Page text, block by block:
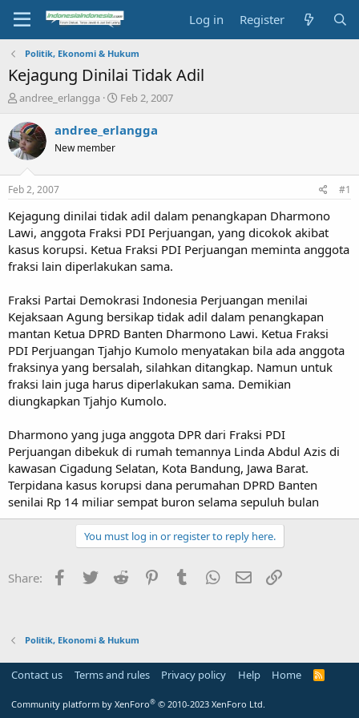
Log in Register
Politik, Ekonomi & Hukum
Kejagung Dinilai Tidak Adil
T
r
e
a
s
t
a
r
t
e
r
andree_erlangga
S
a
e
Feb 2, 2007
andree_erlangga
New member
Feb 2, 2007 #1
Kejagung dinilai tidak adil dalam penangkapan Dharmono
Lawi, anggota Fraksi PDI Perjuangan, yang dicokok akibat
kasus korupsi. Ketua Fraksi PDI Perjuangan meminta anggota
fraksi lain diperlakukan sama.
Fraksi Partai Demokrasi Indonesia Perjuangan menilai
Kejaksaan Agung bersikap tidak adil dalam penangkapan
mantan Ketua DPRD Banten Dharmono Lawi. Ketua Fraksi
PDI Perjuangan Tjahjo Kumolo menyatakan bila ada anggota
fraksinya yang bersalah, silahkan ditangkap. Namun untuk
fraksi lain juga harus diperlakukan sama. Demikian
diungkapkan Tjahjo Kumolo.
Dharmono yang juga anggota DPR dari Fraksi PDI
Perjuangan dibekuk di rumah temannya Linda Abdul Azis di
kawasan Cigadung Selatan, Kota Bandung, Jawa Barat.
Terpidana kasus korupsi dana perumahan DPRD Banten
senilai Rp 14 miliar sempat buron selama sepuluh bulan
You must log in or register to reply here.
Share: Facebook
Twitter Reddit PinterestTumblr WhatsApp
Email
Politik, Ekonomi & Hukum
Contact us Terms and rules Privacy policy Help Home
R
Community platform by XenForo® © 2010-2023 XenForo Ltd.